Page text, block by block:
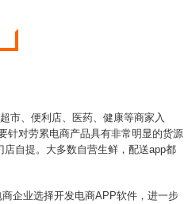
市、便利店、医药、健康等商家入
针对劳累电商产品具有非常明显的货源
自提。大多数自营生鲜，配送app都
企业选择开发电商APP软件，进一步